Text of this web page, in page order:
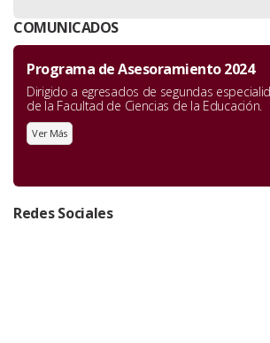
COMUNICADOS
Programa de Asesoramiento 2024
Dirigido a egresados de segundas
de la Facultad de Ciencias de la Educación.
Ver Más
Redes Sociales